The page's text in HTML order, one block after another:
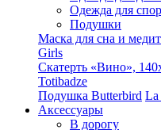
Одежда для
Подушки
Маска для сна и
Girls
Скатерть «Вино»,
Totibadze
Подушка Butterbird La
Аксессуары
В дорогу